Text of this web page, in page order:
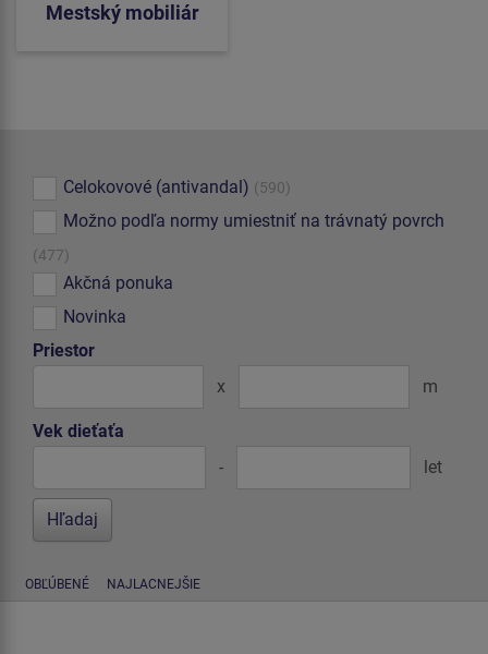
Mestský mobiliár
Celokovové (antivandal) (590)
Možno podľa normy umiestniť na trávnatý povrch
(477)
Akčná ponuka
Novinka
Priestor
x
m
Vek dieťaťa
-
let
OBĽÚBENÉ NAJLACNEJŠIE